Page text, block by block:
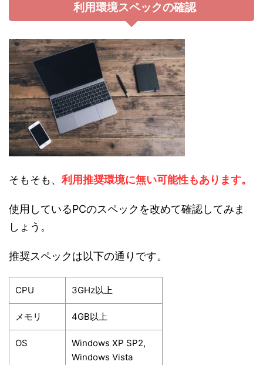
利用環境スペックの確認
そもそも、 利用推奨環境に無い可能性もあります。
使用しているPCのスペックを改めて確認してみま
しょう。
推奨スペックは以下の通りです。
CPU 3GHz以上
メモリ 4GB以上
OS
Windows XP SP2,
Windows Vista